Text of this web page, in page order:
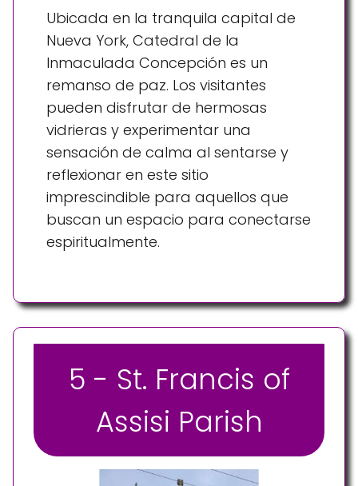
Ubicada en la tranquila capital de
Nueva York, Catedral de la
Inmaculada Concepción es un
remanso de paz. Los visitantes
pueden disfrutar de hermosas
vidrieras y experimentar una
sensación de calma al sentarse y
reflexionar en este sitio
imprescindible para aquellos que
buscan un espacio para conectarse
espiritualmente.
5 - St. Francis of
Assisi Parish